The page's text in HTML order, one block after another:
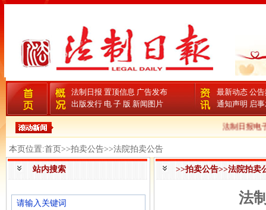
法制日报 置顶信息 广告发布
出版发行 电 子 版 新闻图片
最新动态 公
通知声明 启
法制日报电
本页位置:首页>>拍卖公告>>法院拍卖公告
站内搜索 >>拍卖公告>>法院拍卖
法